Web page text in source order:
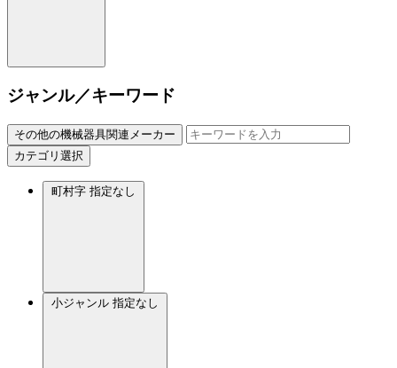
ジャンル／キーワード
その他の機械器具関連メーカー
カテゴリ選択
町村字 指定なし
小ジャンル 指定なし